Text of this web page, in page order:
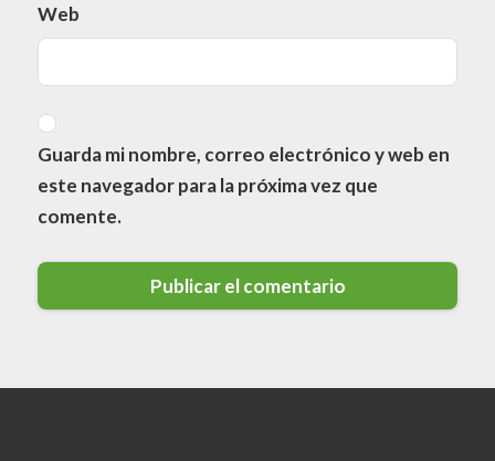
Web
Guarda mi nombre, correo electrónico y web en
este navegador para la próxima vez que
comente.